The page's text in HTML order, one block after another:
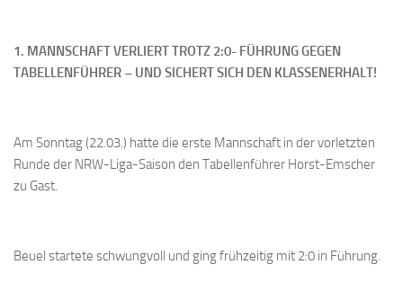
Sommerturnier
Bonner Schnellschachturniere
1. Mannschaft
2. Mannschaft
Jugendschach
1. MANNSCHAFT VERLIERT TROTZ 2:0- FÜHRUNG GEGEN
TABELLENFÜHRER – UND SICHERT SICH DEN KLASSENERHALT!
Am Sonntag (22.03.) hatte die erste Mannschaft in der vorletzten
Runde der NRW-Liga-Saison den Tabellenführer Horst-Emscher
zu Gast.
Beuel startete schwungvoll und ging frühzeitig mit 2:0 in Führung.